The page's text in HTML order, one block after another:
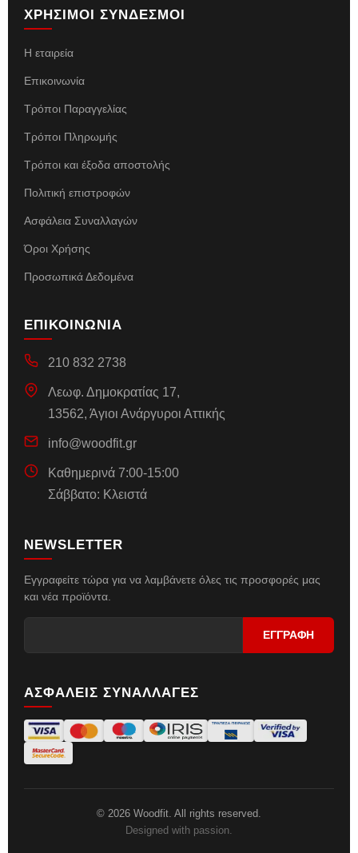
ΧΡΗΣΙΜΟΙ ΣΥΝΔΕΣΜΟΙ
Η εταιρεία
Επικοινωνία
Τρόποι Παραγγελίας
Τρόποι Πληρωμής
Τρόποι και έξοδα αποστολής
Πολιτική επιστροφών
Ασφάλεια Συναλλαγών
Όροι Χρήσης
Προσωπικά Δεδομένα
ΕΠΙΚΟΙΝΩΝΙΑ
210 832 2738
Λεωφ. Δημοκρατίας 17,
13562, Άγιοι Ανάργυροι Αττικής
info@woodfit.gr
Καθημερινά 7:00-15:00
Σάββατο: Κλειστά
NEWSLETTER
Εγγραφείτε τώρα για να λαμβάνετε όλες τις προσφορές μας
και νέα προϊόντα.
ΑΣΦΑΛΕΙΣ ΣΥΝΑΛΛΑΓΕΣ
© 2026 Woodfit. All rights reserved.
Designed with passion.